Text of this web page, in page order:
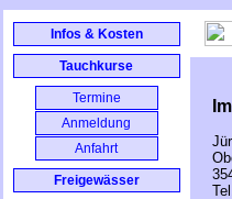
Infos & Kosten
Tauchkurse
Termine
Anmeldung
Anfahrt
Freigewässer